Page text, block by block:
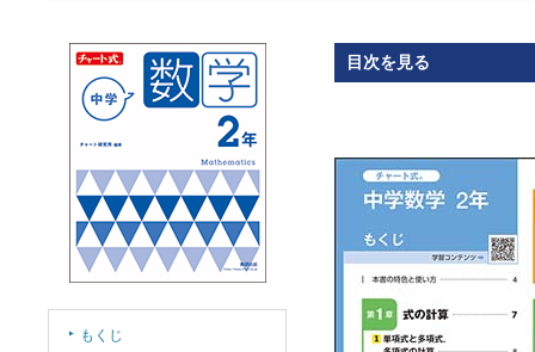
目次を見る
もくじ